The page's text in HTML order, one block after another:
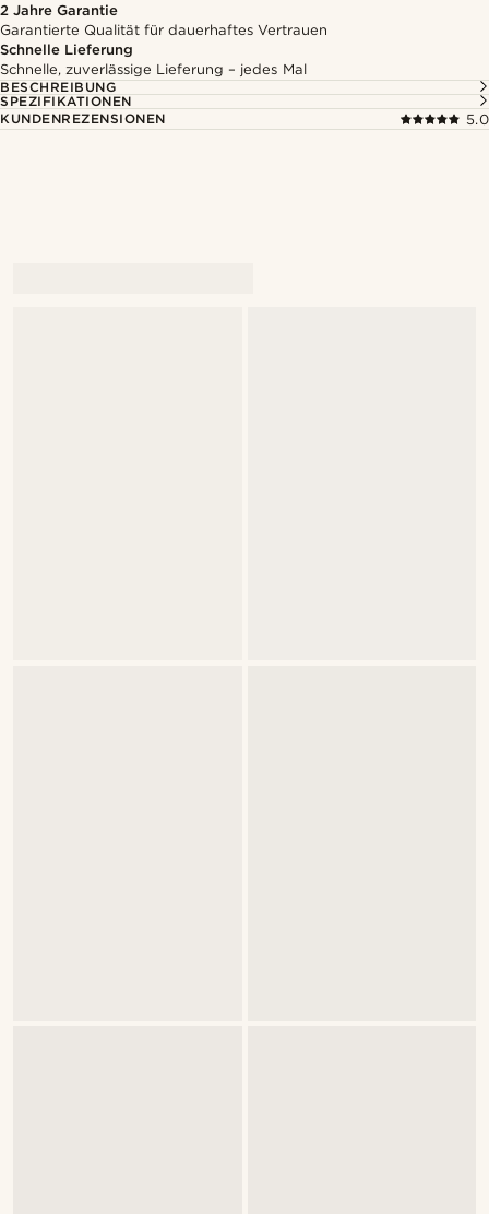
2 Jahre Garantie
Garantierte Qualität für dauerhaftes Vertrauen
Schnelle Lieferung
Schnelle, zuverlässige Lieferung – jedes Mal
BESCHREIBUNG
SPEZIFIKATIONEN
KUNDENREZENSIONEN
5.0